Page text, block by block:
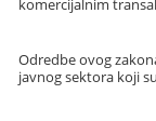
komercijalnim
Odredbe ovog
javnog sektora koji